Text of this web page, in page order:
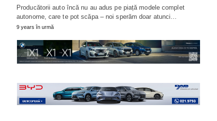
Producătorii auto încă nu au adus pe piață modele complet
autonome, care te pot scăpa – noi sperăm doar atunci…
9 years în urmă